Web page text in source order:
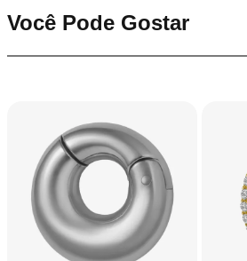
Você Pode Gostar